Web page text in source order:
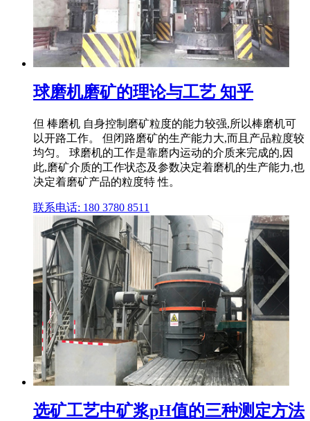
球磨机磨矿的理论与工艺 知乎
但 棒磨机 自身控制磨矿粒度的能力较强,所以棒磨机可
以开路工作。 但闭路磨矿的生产能力大,而且产品粒度较
均匀。 球磨机的工作是靠磨内运动的介质来完成的,因
此,磨矿介质的工作状态及参数决定着磨机的生产能力,也
决定着磨矿产品的粒度特 性。
联系电话: 180 3780 8511
选矿工艺中矿浆pH值的三种测定方法